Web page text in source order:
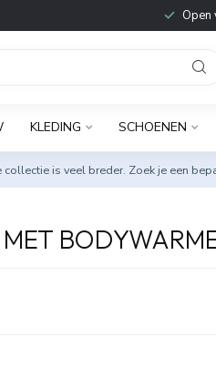
Open
KLEDING SCHOENEN
is veel breder. Zoek je een